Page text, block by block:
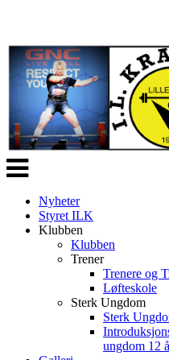
Veksle
navigasjon
Nyheter
Styret ILK
Klubben
Klubben
Trener
Trenere og
Løfteskole
Sterk Ungdom
Sterk
ungdom 12